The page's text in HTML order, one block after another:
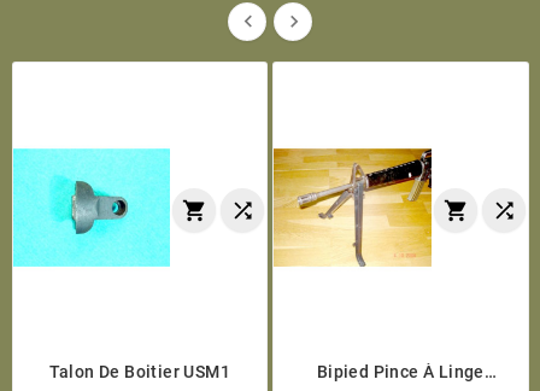
 
 
Talon De Boitier USM1
 
Bipied Pince À Linge